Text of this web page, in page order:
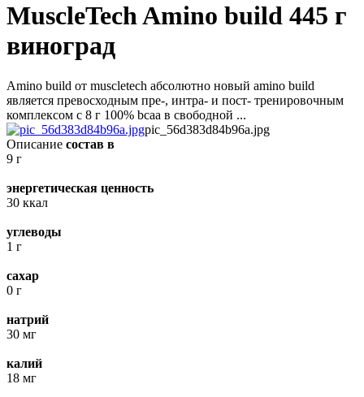
MuscleTech Amino build 445 г
виноград
Amino build от muscletech абсолютно новый amino build
является превосходным пре-, интра- и пост- тренировочным
комплексом с 8 г 100% bcaa в свободной ...
pic_56d383d84b96a.jpg
Описание состав в
9 г
энергетическая ценность
30 ккал
углеводы
1 г
сахар
0 г
натрий
30 мг
калий
18 мг